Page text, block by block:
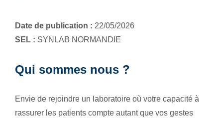
Date de publication : 22/05/2026
SEL : SYNLAB NORMANDIE
Qui sommes nous ?
Envie de rejoindre un laboratoire où votre capacité à
rassurer les patients compte autant que vos gestes